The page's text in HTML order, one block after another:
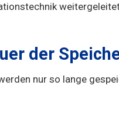
der
nur so lange